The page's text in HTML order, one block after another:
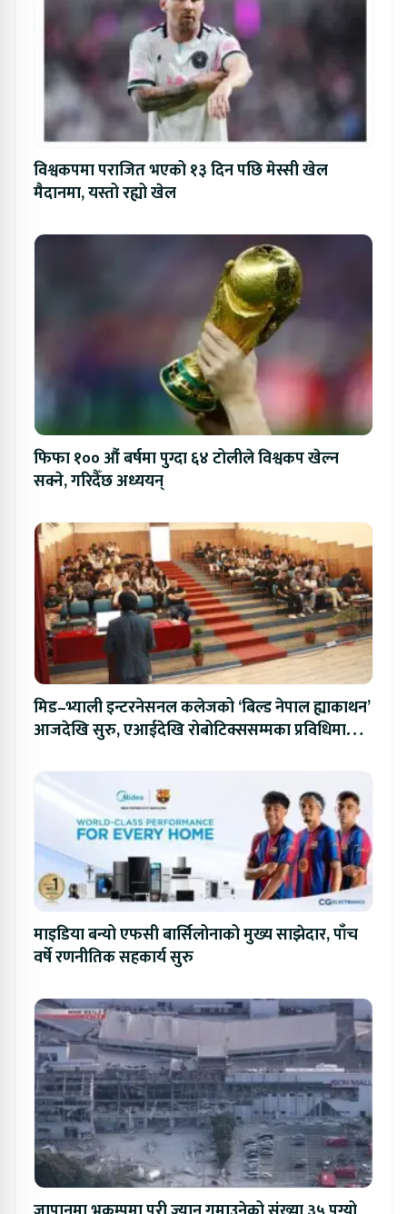
विश्वकपमा पराजित भएको १३ दिन पछि मेस्सी खेल
मैदानमा, यस्तो रह्यो खेल
फिफा १०० औं बर्षमा पुग्दा ६४ टोलीले विश्वकप खेल्न
सक्ने, गरिदैँछ अध्ययन्
मिड–भ्याली इन्टरनेसनल कलेजको ‘बिल्ड नेपाल ह्याकाथन’
आजदेखि सुरु, एआईदेखि रोबोटिक्ससम्मका प्रविधिमा
माइडिया बन्यो एफसी बार्सिलोनाको मुख्य साझेदार, पाँच
वर्षे रणनीतिक सहकार्य सुरु